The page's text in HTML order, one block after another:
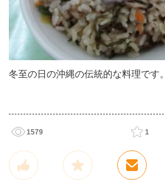
冬至の日の沖縄の伝統的な料理です。
1579 1